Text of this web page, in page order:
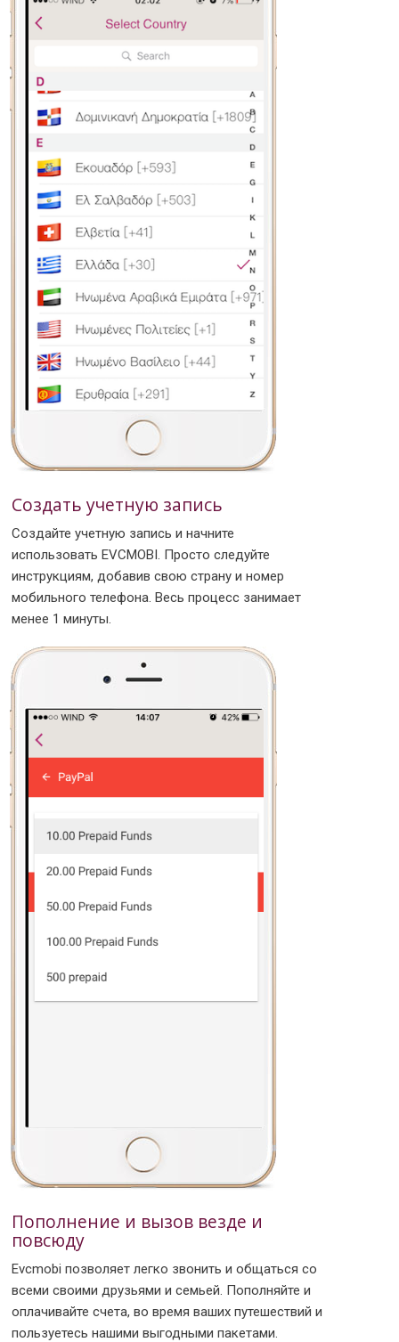
Создать учетную запись
Создайте учетную запись и начните
использовать EVCMOBI. Просто следуйте
инструкциям, добавив свою страну и номер
мобильного телефона. Весь процесс занимает
менее 1 минуты.
Пополнение и вызов везде и
повсюду
Evcmobi позволяет легко звонить и общаться со
всеми своими друзьями и семьей. Пополняйте и
оплачивайте счета, во время ваших путешествий и
пользуетесь нашими выгодными пакетами.